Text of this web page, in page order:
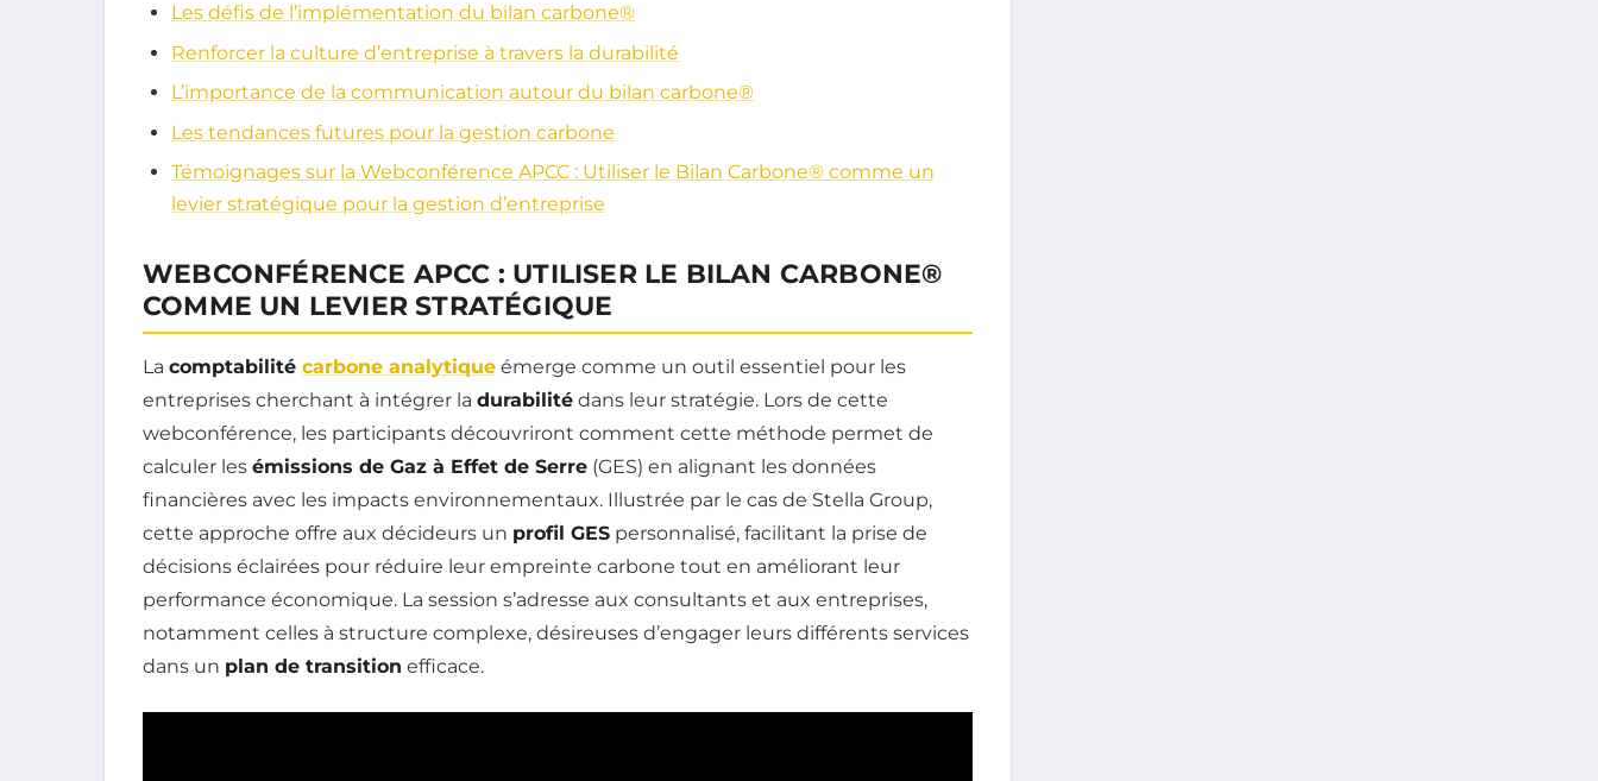
Les défis de l’implémentation du bilan carbone®
Renforcer la culture d’entreprise à travers la durabilité
L’importance de la communication autour du bilan carbone®
Les tendances futures pour la gestion carbone
Témoignages sur la Webconférence APCC : Utiliser le Bilan Carbone® comme un
levier stratégique pour la gestion d’entreprise
WEBCONFÉRENCE APCC : UTILISER LE BILAN CARBONE®
COMME UN LEVIER STRATÉGIQUE
La comptabilité carbone analytique émerge comme un outil essentiel pour les
entreprises cherchant à intégrer la durabilité dans leur stratégie. Lors de cette
webconférence, les participants découvriront comment cette méthode permet de
calculer les émissions de Gaz à Effet de Serre (GES) en alignant les données
financières avec les impacts environnementaux. Illustrée par le cas de Stella Group,
cette approche offre aux décideurs un profil GES personnalisé, facilitant la prise de
décisions éclairées pour réduire leur empreinte carbone tout en améliorant leur
performance économique. La session s’adresse aux consultants et aux entreprises,
notamment celles à structure complexe, désireuses d’engager leurs différents services
dans un plan de transition efficace.